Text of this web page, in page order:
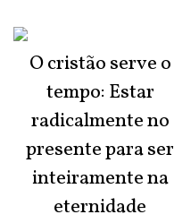
O cristão serve o
tempo: Estar
radicalmente no
presente para ser
inteiramente na
eternidade